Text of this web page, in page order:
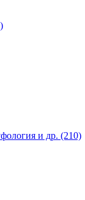
и др. (210)